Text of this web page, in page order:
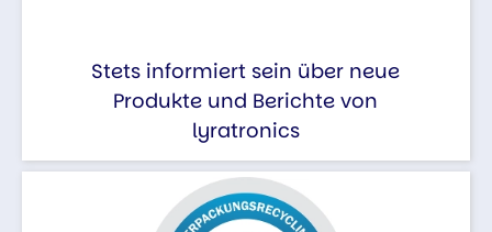
Stets informiert sein über neue
Produkte und Berichte von
lyratronics